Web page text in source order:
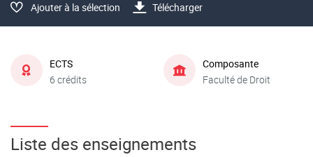
Ajouter à la sélection Télécharger
ECTS
6 crédits
Composante
Faculté de Droit
Liste des enseignements